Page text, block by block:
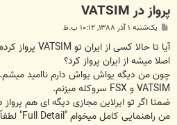
پرواز در VATSIM
ت
یک‌شنبه ۱ آذر ۱۳۸۸, ۱۰:۱۲ ب.ظ
آیا تا حالا کسی از ایران تو VATSIM پرواز کرده؟
اصلا میشه از ایران پرواز کرد؟
VATSIM و FSX سروکله میزنم.
ضمنا اگر تو ایرلاین مجازی دیگه ای هم پرواز
من راهنمایی کامل میخوام "Full Detail" لطفاً.